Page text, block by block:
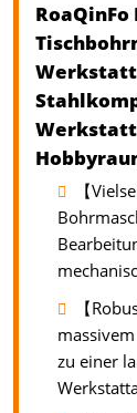
【
【
zu einer